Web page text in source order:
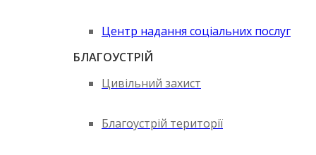
Центр надання соціальних послуг
БЛАГОУСТРІЙ
Цивільний захист
Благоустрій території